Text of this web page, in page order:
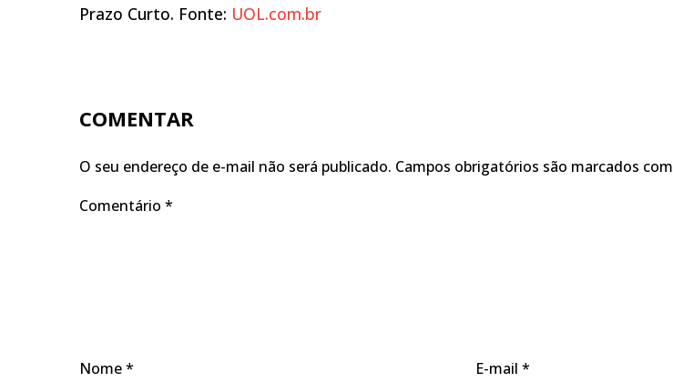
Prazo Curto. Fonte: UOL.com.br
COMENTAR
O seu endereço de e-mail não será publicado. Campos obrigatórios são marcados com
Comentário *
Nome* E-mail *